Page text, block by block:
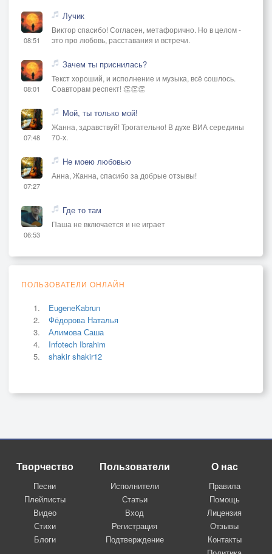
08:51
Лучик
Виктор спасибо! Согласен, метафорично. Но в целом -
это про любовь, расставания и встречи.
08:01
Зачем ты приснилась?
Текст хороший, и исполнение и музыка, всё сошлось.
Соавторам респект! 👏👏👏
07:48
Мой, ты только мой!
Жанна, здравствуй! Трогательно! В духе ВИА середины
70-х.
07:27
Не моею любовью
Анна, Жанна, спасибо за добрые отзывы!
06:53
Где то там
Паша не включается и не играет
ПОЛЬЗОВАТЕЛИ ОНЛАЙН
EugeneKabrun
Фёдорова Наталья
Алимова Саша
Infotech Ibrahim
shakir shakir12
Творчество
Песни
Плейлисты
Видео
Стихи
Блоги
Пользователи
Исполнители
Статьи
Вход
Регистрация
Подтверждение
О нас
Правила
Помощь
Лицензия
Отзывы
Контакты